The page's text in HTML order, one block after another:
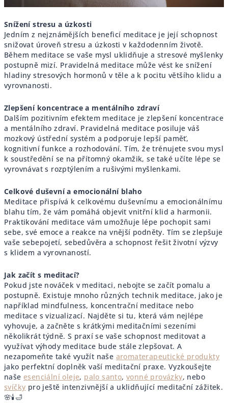
Snížení stresu a úzkosti
Jedním z nejznámějších beneficí meditace je její schopnost
snižovat úroveň stresu a úzkosti v každodenním životě.
Během meditace se vaše mysl uklidňuje a stresové myšlenky
postupně mizí. Pravidelná meditace může vést ke snížení
hladiny stresových hormonů v těle a k pocitu většího klidu a
vyrovnanosti.
Zlepšení koncentrace a mentálního zdraví
Dalším pozitivním efektem meditace je zlepšení koncentrace
a mentálního zdraví. Pravidelná meditace posiluje váš
mozkový ústřední systém a podporuje lepší paměť,
kognitivní funkce a rozhodování. Tím, že trénujete svou mysl
k soustředění se na přítomný okamžik, se také učíte lépe se
vyrovnávat s rozptýlením a rušivými myšlenkami.
Celkové duševní a emocionální blaho
Meditace přispívá k celkovému duševnímu a emocionálnímu
blahu tím, že vám pomáhá objevit vnitřní klid a harmonii.
Praktikování meditace vám umožňuje lépe pochopit sami
sebe, své emoce a reakce na vnější podněty. Tím se zlepšuje
vaše sebepojetí, sebedůvěra a schopnost řešit životní výzvy
s klidem a vyrovnaností.
Jak začít s meditací?
Pokud jste nováček v meditaci, nebojte se začít pomalu a
postupně. Existuje mnoho různých technik meditace, jako je
například mindfulness, koncentrační meditace nebo
meditace s vizualizací. Najděte si tu, která vám nejlépe
vyhovuje, a začněte s krátkými meditačními sezeními
několikrát týdně. S praxí se vaše schopnost meditovat a
využívat výhody meditace bude stále zlepšovat. A
nezapomeňte také využít naše aromaterapeutické produkty
jako perfektní doplněk vaší meditační praxe. Vyzkoušejte
naše esenciální oleje, palo santo,vonné provázky, nebo
svíčky pro ještě intenzivnější a uklidňující meditační zážitek.
🌸🕯️🛁